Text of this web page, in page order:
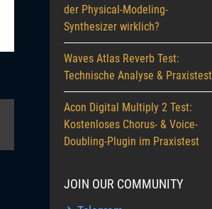
der Physical-Modeling-
Synthesizer wirklich?
Waves Atlas Reverb Test:
Technische Analyse & Praxistest
Acon Digital Multiply 2 Test:
Kostenloses Chorus- & Voice-
Doubling-Plugin im Praxistest
JOIN OUR COMMUNITY